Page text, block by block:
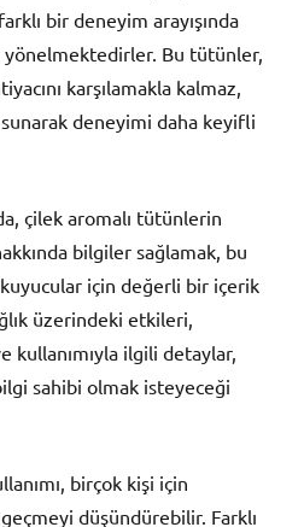
bir deneyim arayışında
yönelmektedirler. Bu tütünler,
karşılamakla kalmaz,
deneyimi daha keyifli
çilek aromalı tütünlerin
bilgiler sağlamak, bu
için değerli bir içerik
üzerindeki etkileri,
ilgili detaylar,
sahibi olmak isteyeceği
birçok kişi için
düşündürebilir. Farklı